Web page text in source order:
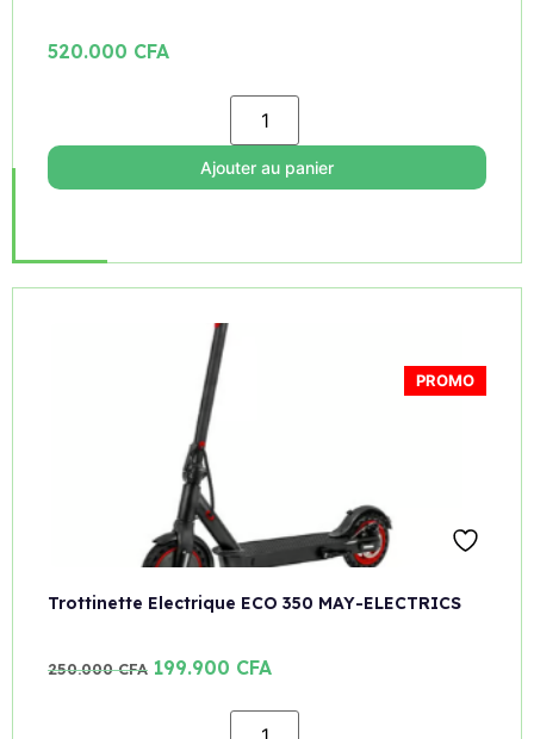
520.000 CFA
Ajouter au panier
PROMO
Trottinette Electrique ECO 350 MAY-ELECTRICS
250.000CFA 199.900 CFA